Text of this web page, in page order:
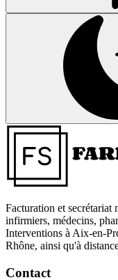
Facturation et secrétariat
infirmiers, médecins,
Interventions à Aix-en-
Rhône, ainsi qu'à
Contact